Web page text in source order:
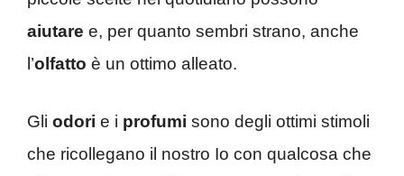
aiutare e, per quanto sembri strano, anche
l’olfatto è un ottimo alleato.
Gli odori e i profumi sono degli ottimi stimoli
che ricollegano il nostro Io con qualcosa che